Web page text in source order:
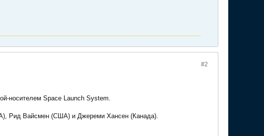
#2
носителем Space Launch System.
Рид Вайсмен (США) и Джереми Хансен (Канада).